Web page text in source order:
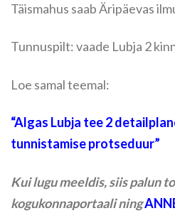
Täismahus saab Äripäevas
Tunnuspilt: vaade Lubja 2
Loe samal teemal:
“Algas Lubja tee 2
tunnistamise protseduur”
Kui lugu meeldis, siis palun
kogukonnaportaali ning